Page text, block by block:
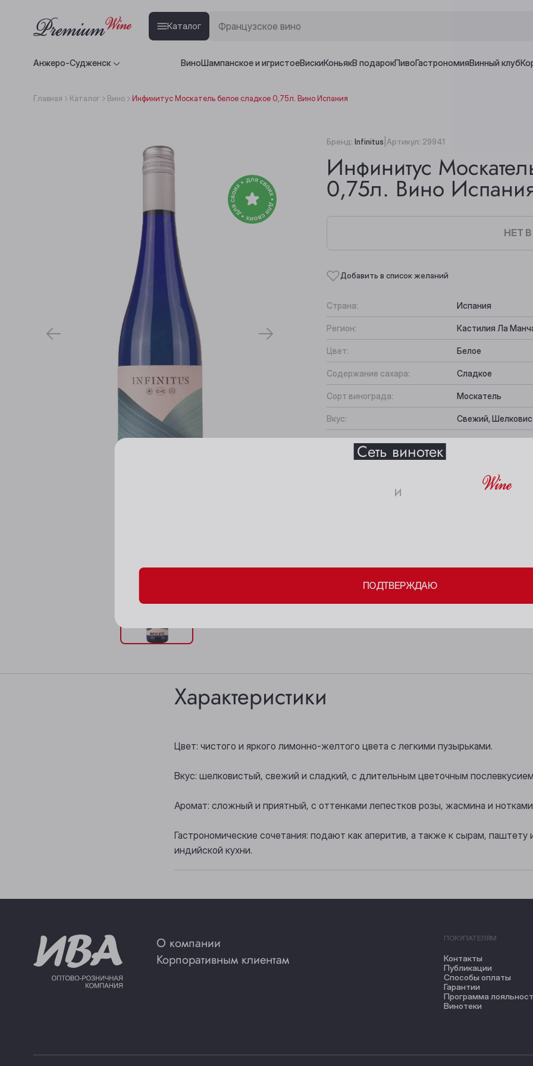
Каталог
Анжеро-Судженск ВиноШампанское и игристоеВискиКоньякВ подарокПивоГастрономияВинный клуб
Главная Каталог Вино Инфинитус Москатель белое сладкое 0,75л. Вино Испания
Бренд: Infinitus Артикул: 29941
Инфинитус
0,75л. Вино
НЕТ
Добавить в список желаний
Страна: Испания
Регион: Кастилия Ла
Цвет: Белое
Содержание сахара: Сладкое
Сорт винограда: Москатель
Вкус: Свежий,
Все характеристики
Подходит к: Сыр, Китайская
Характеристики
Цвет: чистого и яркого лимонно-желтого цвета с легкими пузырьками.
Вкус: шелковистый, свежий и сладкий, с длительным цветочным
Аромат: сложный и приятный, с оттенками лепестков розы, жасмина и нотками
Гастрономические сочетания: подают как аперитив, а также к сырам,
индийской кухни.
О компании
Корпоративным клиентам
ПОКУПАТЕЛЯМ
Контакты
Публикации
Способы оплаты
Гарантии
Программа
Винотеки
Выберите ваш город
Прокопьевск
Сеть винотек
и
ПОДТВЕРЖДАЮ